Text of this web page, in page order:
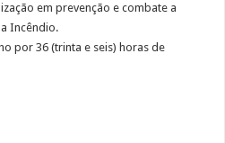
em prevenção e combate a
Incêndio.
por 36 (trinta e seis) horas de